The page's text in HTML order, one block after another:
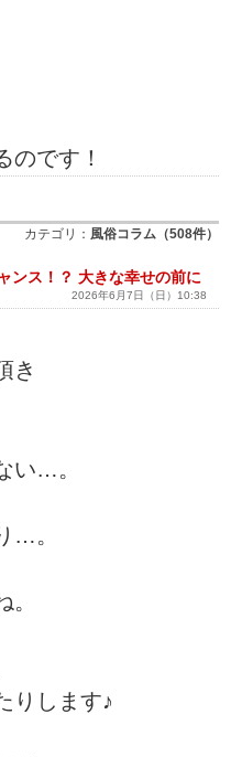
のです！
カテゴリ： 風俗コラム（508件）
ンス！？ 大きな幸せの前に
2026年6月7日（日）10:38
き
い…。
…。
りします♪